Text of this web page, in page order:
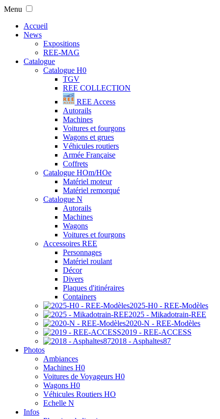
Menu
Accueil
News
Expositions
REE-MAG
Catalogue
Catalogue H0
TGV
REE COLLECTION
REE Access
Autorails
Machines
Voitures et fourgons
Wagons et grues
Véhicules routiers
Armée Française
Coffrets
Catalogue HOm/HOe
Matériel moteur
Matériel remorqué
Catalogue N
Autorails
Machines
Wagons
Voitures et fourgons
Accessoires REE
Personnages
Matériel roulant
Décor
Divers
Plaques d'itinéraires
Containers
2025-H0 - REE-Modèles
2025 - Mikadotrain-REE
2020-N - REE-Modèles
2019 - REE-ACCESS
2018 - Asphaltes87
Photos
Ambiances
Machines H0
Voitures de Voyageurs H0
Wagons H0
Véhicules Routiers HO
Echelle N
Infos